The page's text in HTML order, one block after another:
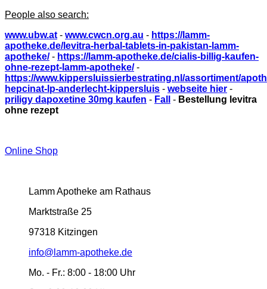
People also search:
www.ubw.at - www.cwcn.org.au - https://lamm-
apotheke.de/levitra-herbal-tablets-in-pakistan-lamm-
apotheke/- https://lamm-apotheke.de/cialis-billig-kaufen-
ohne-rezept-lamm-apotheke/-
https://www.kippersluissierbestrating.nl/assortiment/
hepcinat-lp-anderlecht-kippersluis - webseite hier -
priligy dapoxetine 30mg kaufen - Fall - Bestellung levitra
ohne rezept
Online Shop
Lamm Apotheke am Rathaus
Marktstraße 25
97318 Kitzingen
info@lamm-apotheke.de
Mo. - Fr.: 8:00 - 18:00 Uhr